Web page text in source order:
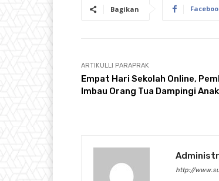
Bagikan
ARTIKULLI PARAPRAK
Empat Hari Sekolah Online,
Imbau Orang Tua Dampingi Anak
http://